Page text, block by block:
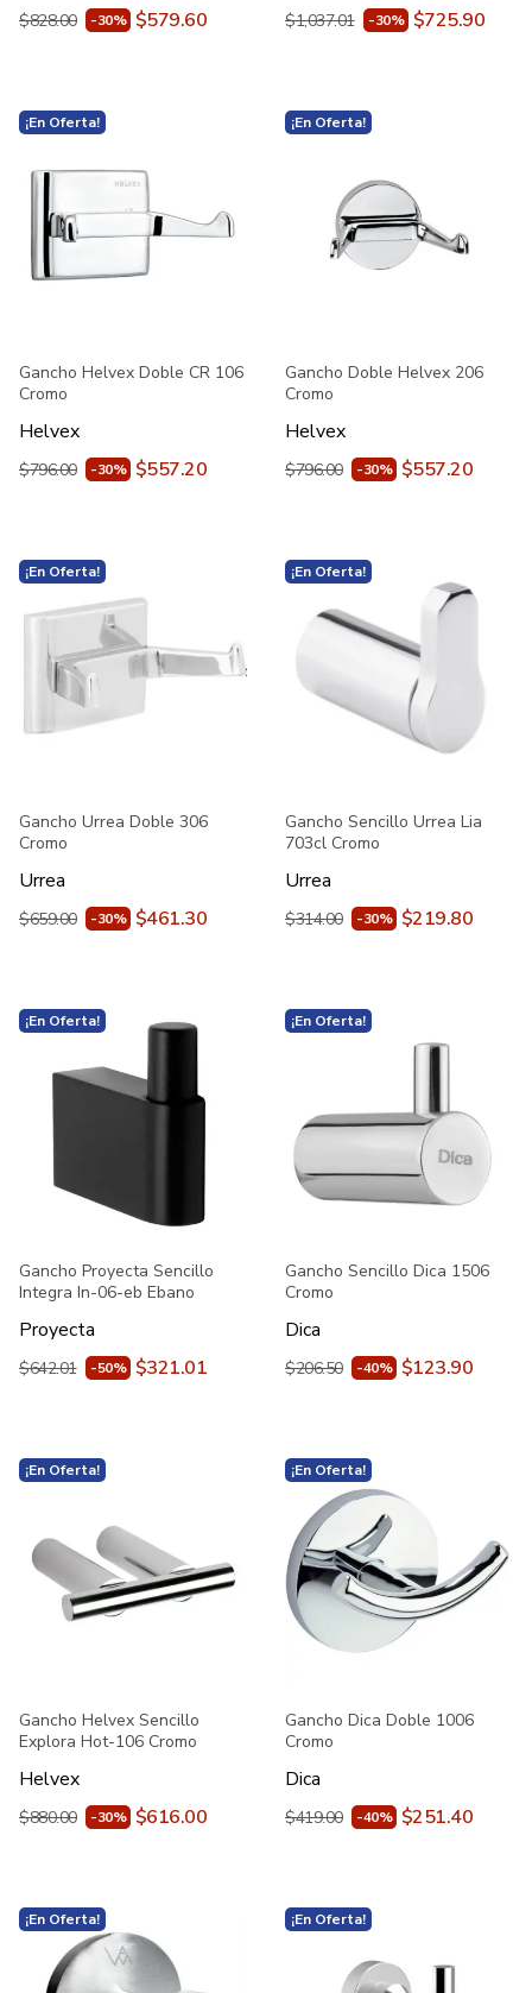
$828.00 -30% $579.60 $1,037.01 -30% $725.90
¡En Oferta!
Gancho Helvex Doble CR 106
Cromo
Helvex
$796.00 -30% $557.20
¡En Oferta!
Gancho Doble Helvex 206
Cromo
Helvex
$796.00 -30% $557.20
¡En Oferta!
Gancho Urrea Doble 306
Cromo
Urrea
$659.00 -30% $461.30
¡En Oferta!
Gancho Sencillo Urrea Lia
703cl Cromo
Urrea
$314.00 -30% $219.80
¡En Oferta!
Gancho Proyecta Sencillo
Integra In-06-eb Ebano
Proyecta
$642.01 -50% $321.01
¡En Oferta!
Gancho Sencillo Dica 1506
Cromo
Dica
$206.50 -40% $123.90
¡En Oferta!
Gancho Helvex Sencillo
Explora Hot-106 Cromo
Helvex
$880.00 -30% $616.00
¡En Oferta!
Gancho Dica Doble 1006
Cromo
Dica
$419.00 -40% $251.40
¡En Oferta! ¡En Oferta!